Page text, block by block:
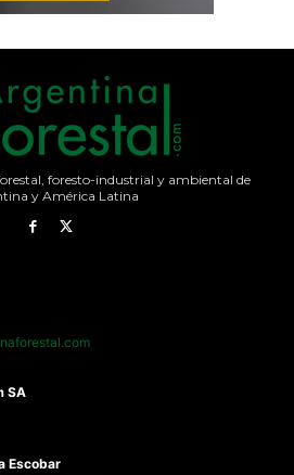
foresto-industrial y ambiental de
y América Latina
SA
Escobar